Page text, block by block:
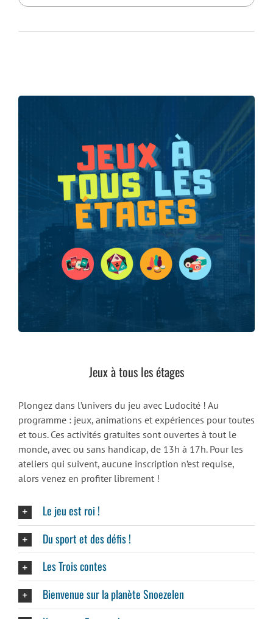
Jeux à tous les étages
Plongez dans l’univers du jeu avec Ludocité ! Au
programme : jeux, animations et expériences pour toutes
et tous. Ces activités gratuites sont ouvertes à tout le
monde, avec ou sans handicap, de 13h à 17h. Pour les
ateliers qui suivent, aucune inscription n’est requise,
alors venez en profiter librement !
Le jeu est roi !
Du sport et des défis !
Les Trois contes
Bienvenue sur la planète Snoezelen